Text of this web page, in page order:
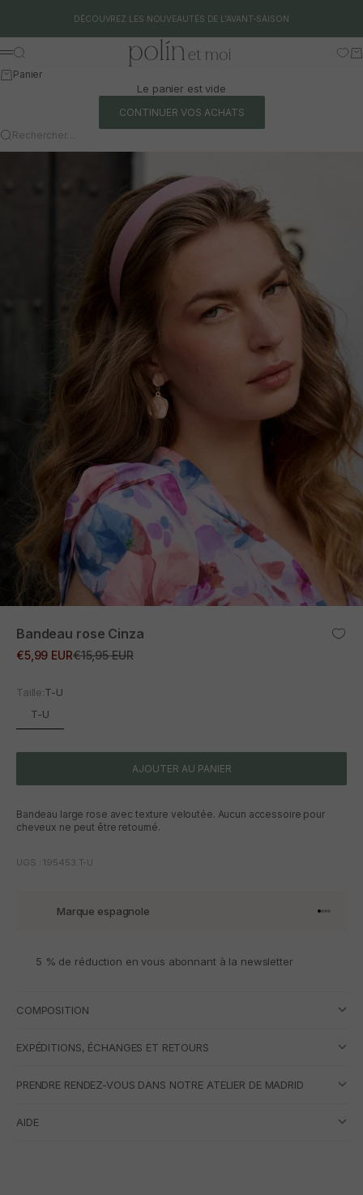
DÉCOUVREZ LES NOUVEAUTÉS DE L'AVANT-SAISON
Polín et moi
Menu
Rechercher
Panier
Le panier est vide
CONTINUER VOS ACHATS
Rechercher…
Bandeau rose Cinza
Prix promotionnel
€5,99 EURPrix normal
€15,95 EUR
Taille:T-U
T-U
AJOUTER AU PANIER
Bandeau large rose avec texture veloutée. Aucun accessoire pour
cheveux ne peut être retourné.
UGS : 195453.T-U
Marque espagnole Aller à
Aller à
Aller à
Aller
5 % de réduction en vous abonnant à la newsletter
COMPOSITION
EXPÉDITIONS, ÉCHANGES ET RETOURS
PRENDRE RENDEZ-VOUS DANS NOTRE ATELIER DE MADRID
AIDE